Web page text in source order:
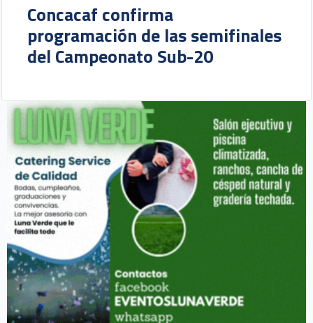
Concacaf confirma
programación de las semifinales
del Campeonato Sub-20